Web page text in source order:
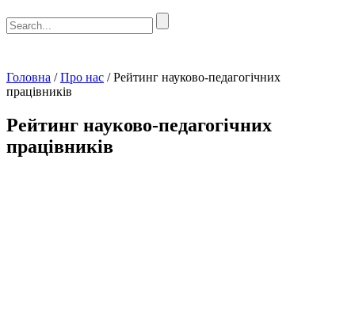
Головна /Про нас /Рейтинг науково-педагогічних
працівників
Рейтинг науково-педагогічних
працівників